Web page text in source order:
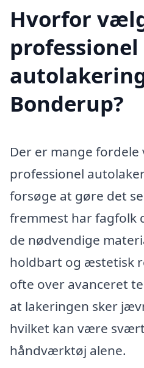
Hvorfor
professionel
Bonderup?
Der er mange fordele
professionel
forsøge at gøre det
fremmest har fagfolk
de nødvendige
holdbart og æstetisk
ofte over avanceret
at lakeringen sker
hvilket kan være
håndværktøj alene.